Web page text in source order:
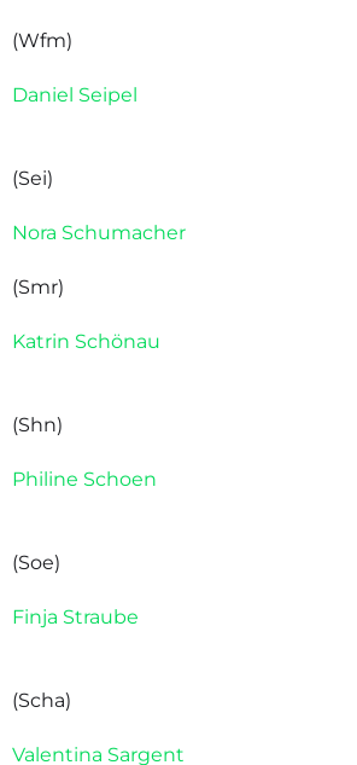
(Wfm)
Daniel Seipel
(Sei)
Nora Schumacher
(Smr)
Katrin Schönau
(Shn)
Philine Schoen
(Soe)
Finja Straube
(Scha)
Valentina Sargent